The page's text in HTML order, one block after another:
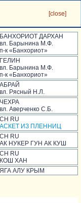
[close]
БАНХОРИОТ ДАРХАН
вл. Барынина М.Ф.
п-к «Банхориот»
ГЕЛИН
вл. Барынина М.Ф.
п-к «Банхориот»
АБРАЙ
вл. Рясный Н.Л.
ЧЕХРА
вл. Аверченко С.Б.
CH RU
АСКЕТ ИЗ ПЛЕННИЦ
CH RU
АК НУКЕР ГУН АК КУШ
CH RU
КОШ ХАН
ЯГА АЛУ КРЫМ